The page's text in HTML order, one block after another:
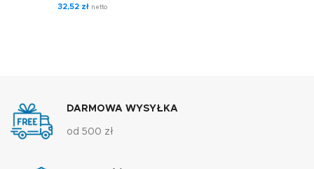
32,52 złnetto
DARMOWA WYSYŁKA
od 500 zł